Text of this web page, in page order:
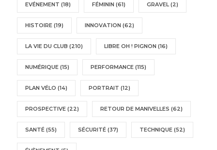
EVÉNEMENT (18) FÉMININ (61) GRAVEL (2)
HISTOIRE (19) INNOVATION (62)
LA VIE DU CLUB (210) LIBRE OH ! PIGNON (16)
NUMÉRIQUE (15) PERFORMANCE (115)
PLAN VÉLO (14) PORTRAIT (12)
PROSPECTIVE (22) RETOUR DE MANIVELLES (62)
SANTÉ (55) SÉCURITÉ (37) TECHNIQUE (52)